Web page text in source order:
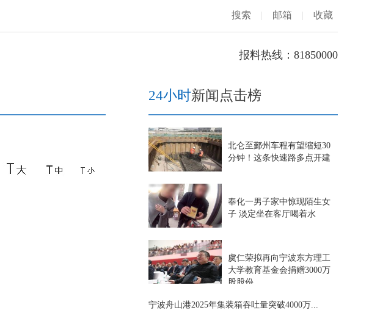
搜索 | 邮箱 | 收藏
报料热线：81850000
24小时新闻点击榜
北仑至鄞州车程有望缩短30
分钟！这条快速路多点开建
奉化一男子家中惊现陌生女
子 淡定坐在客厅喝着水
虞仁荣拟再向宁波东方理工
大学教育基金会捐赠3000万
股股份
宁波舟山港2025年集装箱吞吐量突破4000万...